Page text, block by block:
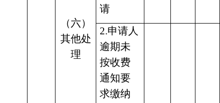
（六）
其他处
理
请
2.申请人
逾期未
按收费
通知要
求缴纳